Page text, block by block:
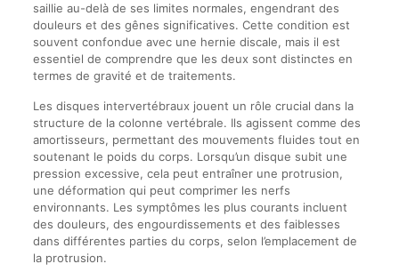
saillie au-delà de ses limites normales, engendrant des
douleurs et des gênes significatives. Cette condition est
souvent confondue avec une hernie discale, mais il est
essentiel de comprendre que les deux sont distinctes en
termes de gravité et de traitements.
Les disques intervertébraux jouent un rôle crucial dans la
structure de la colonne vertébrale. Ils agissent comme des
amortisseurs, permettant des mouvements fluides tout en
soutenant le poids du corps. Lorsqu’un disque subit une
pression excessive, cela peut entraîner une protrusion,
une déformation qui peut comprimer les nerfs
environnants. Les symptômes les plus courants incluent
des douleurs, des engourdissements et des faiblesses
dans différentes parties du corps, selon l’emplacement de
la protrusion.